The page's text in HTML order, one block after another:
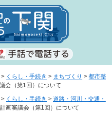
> くらし・手続き > まちづくり > 都市整
会（第1回）について
> くらし・手続き > 道路・河川・交通・
画審議会（第1回）について